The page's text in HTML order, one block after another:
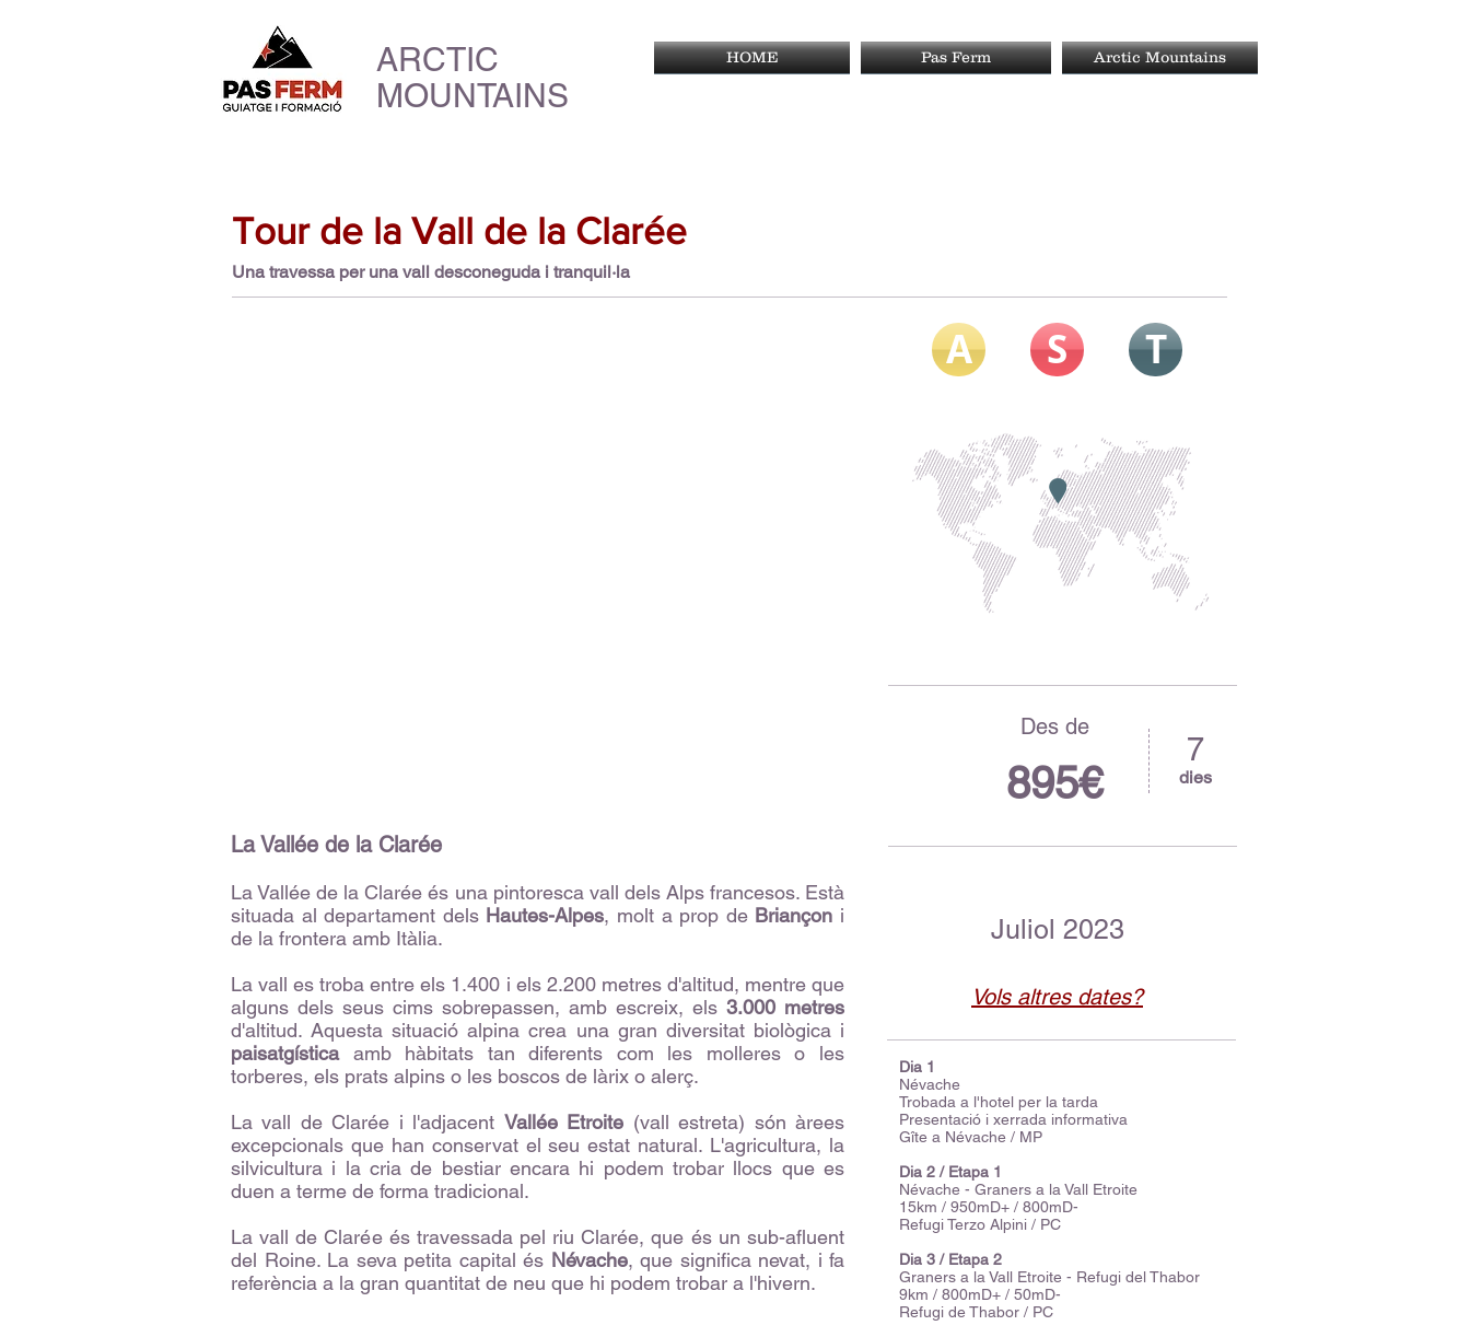
ARCTIC
MOUNTAINS
HOME Pas Ferm Arctic Mountains
Tour de la Vall de la Clarée
Una travessa per una vall desconeguda i tranquil·la
La Vallée de la Clarée
La Vallée de la Clarée és una pintoresca vall dels Alps francesos. Està
situada al departament dels Hautes-Alpes, molt a prop de Briançon i
de la frontera amb Itàlia.
La vall es troba entre els 1.400 i els 2.200 metres d'altitud, mentre que
alguns dels seus cims sobrepassen, amb escreix, els 3.000 metres
d'altitud. Aquesta situació alpina crea una gran diversitat biològica i
paisatgísticaamb hàbitats tan diferents com les molleres o les
torberes, els prats alpins o les boscos de làrix o alerç.
La vall de Clarée i l'adjacent Vallée Etroite (vall estreta) són àrees
excepcionals que han conservat el seu estat natural. L'agricultura, la
silvicultura i la cria de bestiar encara hi podem trobar llocs que es
duen a terme de forma tradicional.
La vall de Clarée és travessada pel riu Clarée, que és un sub-afluent
del Roine. La seva petita capital és Névache, que significa nevat, i fa
referència a la gran quantitat de neu que hi podem trobar a l'hivern.
A S T
Des de
895€
7
dies
Juliol 2023
Vols altres dates?
Dia 1
Névache
Trobada a l'hotel per la tarda
Presentació i xerrada informativa
Gîte a Névache / MP
Dia 2 / Etapa 1
Névache - Graners a la Vall Etroite
15km / 950mD+ / 800mD-
Refugi Terzo Alpini / PC
Dia 3 / Etapa 2
Graners a la Vall Etroite - Refugi del Thabor
9km / 800mD+ / 50mD-
Refugi de Thabor / PC